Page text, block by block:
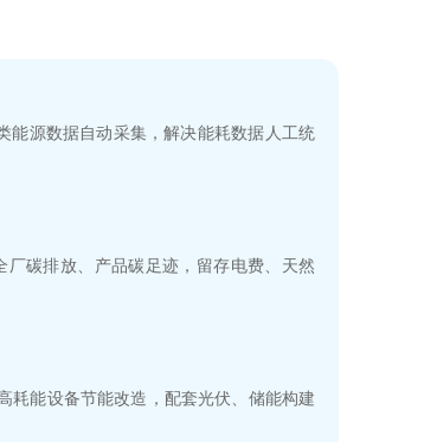
能源数据自动采集，解决能耗数据人工统
碳排放、产品碳足迹，留存电费、天然
耗能设备节能改造，配套光伏、储能构建